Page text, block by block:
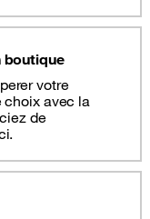
boutique
votre
choix avec la
de